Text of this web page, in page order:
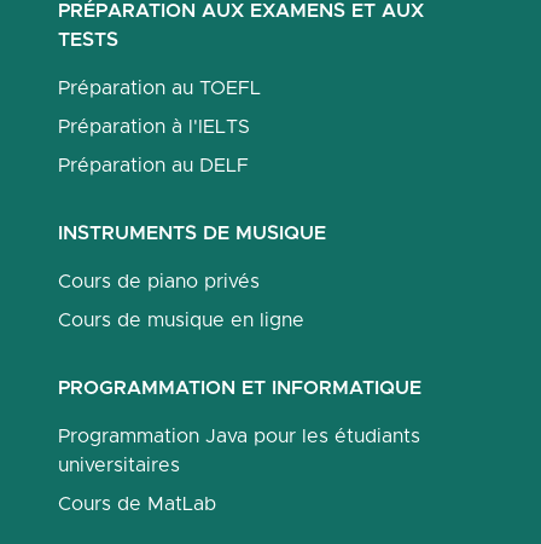
PRÉPARATION AUX EXAMENS ET AUX
TESTS
Préparation au TOEFL
Préparation à l'IELTS
Préparation au DELF
INSTRUMENTS DE MUSIQUE
Cours de piano privés
Cours de musique en ligne
PROGRAMMATION ET INFORMATIQUE
Programmation Java pour les étudiants
universitaires
Cours de MatLab